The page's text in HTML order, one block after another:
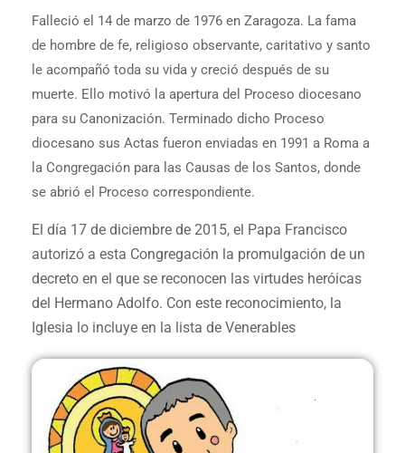
Falleció el 14 de marzo de 1976 en Zaragoza. La fama
de hombre de fe, religioso observante, caritativo y santo
le acompañó toda su vida y creció después de su
muerte. Ello motivó la apertura del Proceso diocesano
para su Canonización. Terminado dicho Proceso
diocesano sus Actas fueron enviadas en 1991 a Roma a
la Congregación para las Causas de los Santos, donde
se abrió el Proceso correspondiente.
El día 17 de diciembre de 2015, el Papa Francisco
autorizó a esta Congregación la promulgación de un
decreto en el que se reconocen las virtudes heróicas
del Hermano Adolfo. Con este reconocimiento, la
Iglesia lo incluye en la lista de Venerables